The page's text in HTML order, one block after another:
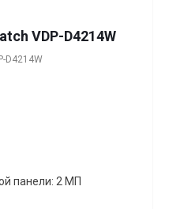
VDP-D4214W
D4214W
панели: 2 МП